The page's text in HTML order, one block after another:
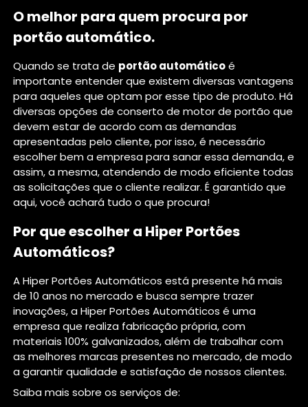
O melhor para quem procura por
portão automático.
Quando se trata de portão automáticoé
importante entender que existem diversas vantagens
para aqueles que optam por esse tipo de produto. Há
diversas opções de conserto de motor de portão que
devem estar de acordo com as demandas
apresentadas pelo cliente, por isso, é necessário
escolher bem a empresa para sanar essa demanda, e
assim, a mesma, atendendo de modo eficiente todas
as solicitações que o cliente realizar. É garantido que
aqui, você achará tudo o que procura!
Por que escolher a Hiper Portões
Automáticos?
A Hiper Portões Automáticos está presente há mais
de 10 anos no mercado e busca sempre trazer
inovações, a Hiper Portões Automáticos é uma
empresa que realiza fabricação própria, com
materiais 100% galvanizados, além de trabalhar com
as melhores marcas presentes no mercado, de modo
a garantir qualidade e satisfação de nossos clientes.
Saiba mais sobre os serviços de: